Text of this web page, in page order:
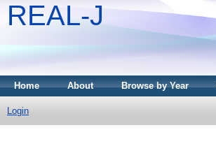
REAL-J
Home About Browse by Year
Login